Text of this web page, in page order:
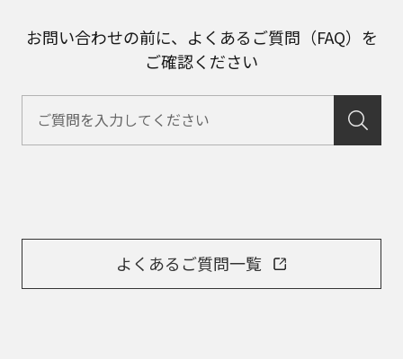
お問い合わせの前に、よくあるご質問（FAQ）を
ご確認ください
よくあるご質問一覧